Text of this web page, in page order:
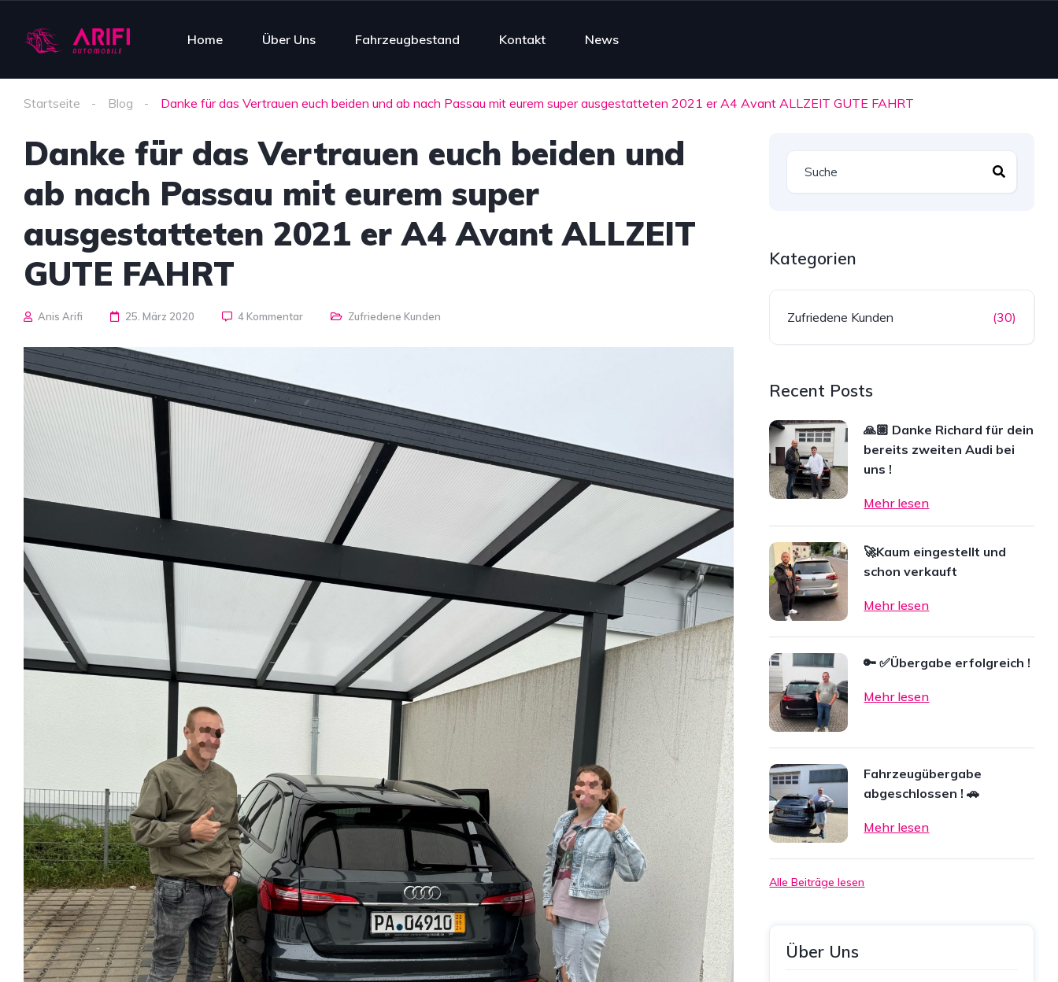
Home Über Uns Fahrzeugbestand Kontakt News
Startseite Blog Danke für das Vertrauen euch beiden und ab nach Passau mit eurem super ausgestatteten 2021 er A4 Avant ALLZEIT GUTE FAHRT
Danke für das Vertrauen euch beiden und
ab nach Passau mit eurem super
ausgestatteten 2021 er A4 Avant ALLZEIT
GUTE FAHRT
Anis Arifi 25. März 2020 4 Kommentar Zufriedene Kunden
Kategorien
Zufriedene Kunden (30)
Recent Posts
🙏🏼 Danke Richard für dein
bereits zweiten Audi bei
uns !
Mehr lesen
🚀Kaum eingestellt und
schon verkauft
Mehr lesen
🔑 ✅Übergabe erfolgreich !
Mehr lesen
Fahrzeugübergabe
abgeschlossen ! 🚗
Mehr lesen
Alle Beiträge lesen
Über Uns